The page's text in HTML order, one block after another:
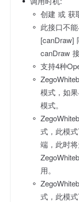
创建 或 获
此接口不
[canDraw]
canDraw
支持4种
模式，如
模式。
式，此模
端，此时
用。
式，此模